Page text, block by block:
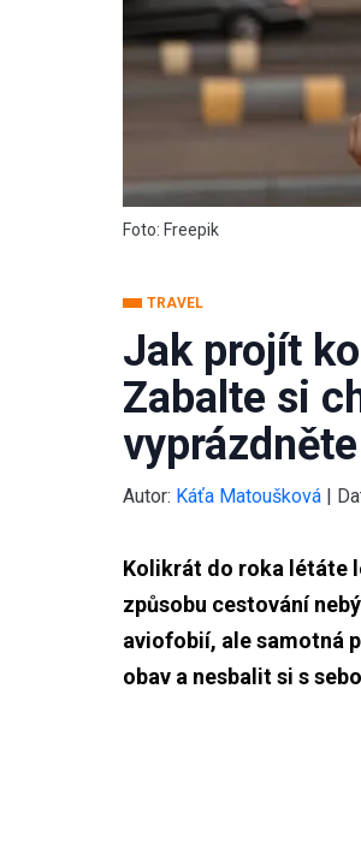
Foto: Freepik
TRAVEL
Jak projít
Zabalte si
Autor: Káťa Matoušková |
Kolikrát do roka létáte
způsobu cestování
aviofobií, ale samotná
obav a nesbalit si s